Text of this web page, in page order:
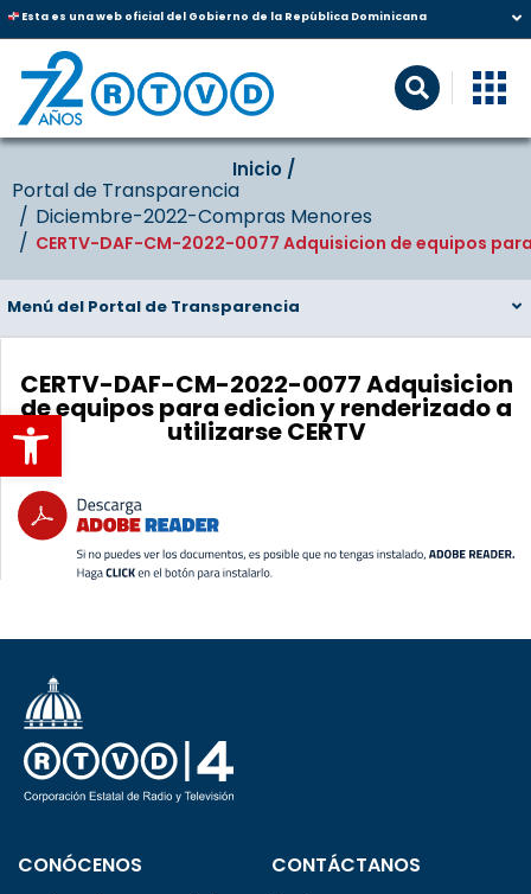
Abrir barra de herramientas
Esta es una web oficial del Gobierno de la República Dominicana
Inicio‎‎ /‎ ‎
Portal de Transparencia
Diciembre-2022-Compras Menores
CERTV-DAF-CM-2022-0077 Adquisicion de equipos
Menú del Portal de Transparencia
CERTV-DAF-CM-2022-0077 Adquisicion
de equipos para edicion y renderizado a
utilizarse CERTV
CONÓCENOS CONTÁCTANOS